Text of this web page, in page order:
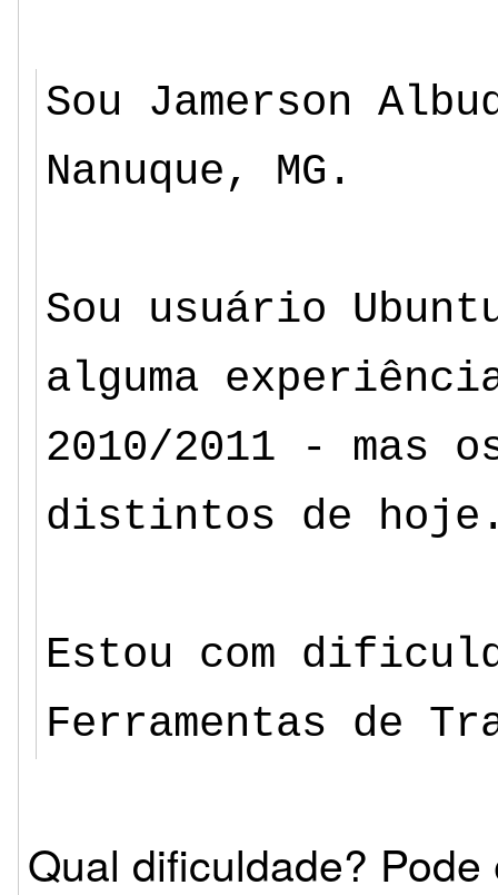
Sou Jamerson
Nanuque, MG.
Sou usuário
alguma
2010/2011 - mas
distintos de
Estou com
Ferramentas de
Qual dificuldade?